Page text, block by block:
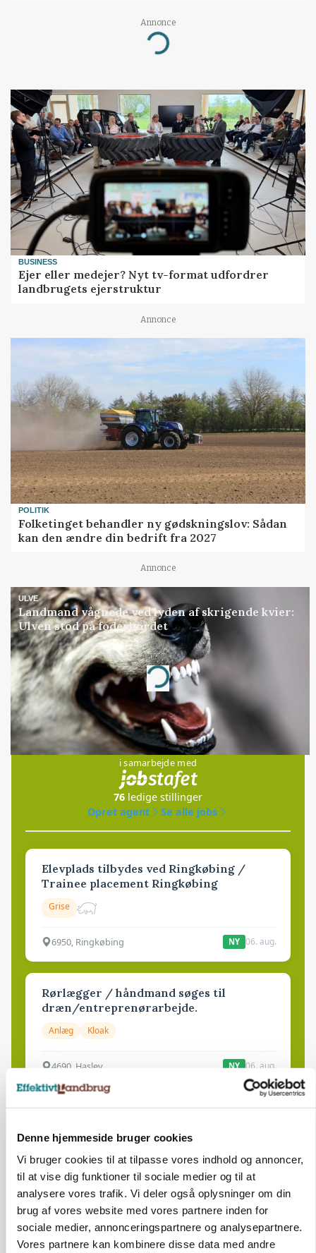
Denne hjemmeside bruger cookies
Vi bruger cookies til at tilpasse vores indhold og annoncer,
til at vise dig funktioner til sociale medier og til at
analysere vores trafik. Vi deler også oplysninger om din
brug af vores website med vores partnere inden for
sociale medier, annonceringspartnere og analysepartnere.
Vores partnere kan kombinere disse data med andre
Annonce
Loading...
BUSINESS
Ejer eller medejer? Nyt tv-format udfordrer
landbrugets ejerstruktur
Annonce
POLITIK
Folketinget behandler ny gødskningslov: Sådan
kan den ændre din bedrift fra 2027
Annonce
ULVE
Landmand vågnede ved lyden af skrigende kvier:
Ulven stod på foderbordet
Annonce
Loading...
Jobs
i samarbejde med
76 ledige stillinger
Opret agent
Se alle jobs
Elevplads tilbydes ved Ringkøbing /
Trainee placement Ringkøbing
Grise
6950, Ringkøbing NY 06. aug.
Rørlægger / håndmand søges til
dræn/entreprenørarbejde.
Anlæg Kloak
4690, Haslev NY 06. aug.
Maskinstation
Godstransport
4700, Næstved 03. aug.
Medarbejdere til griseproduktion